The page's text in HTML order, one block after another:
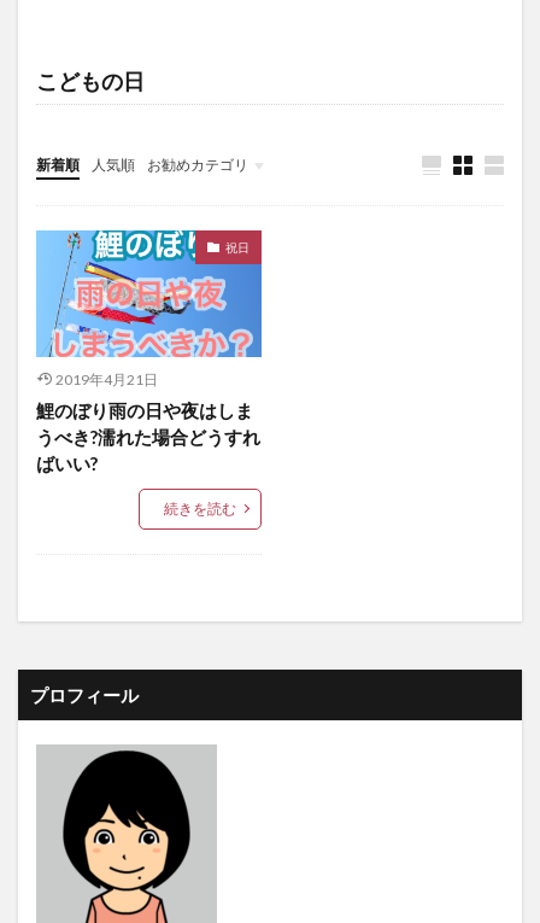
こどもの日
新着順 人気順 お勧めカテゴリ
未分類
祝日
2019年4月21日
鯉のぼり雨の日や夜はしま
うべき?濡れた場合どうすれ
ばいい?
続きを読む
プロフィール